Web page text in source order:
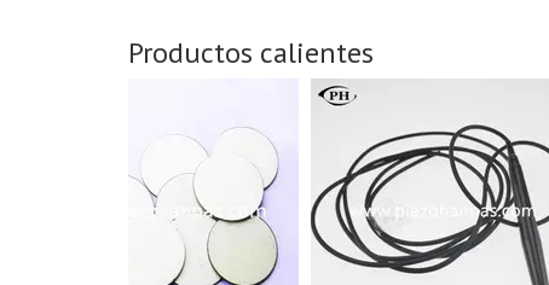
Productos calientes